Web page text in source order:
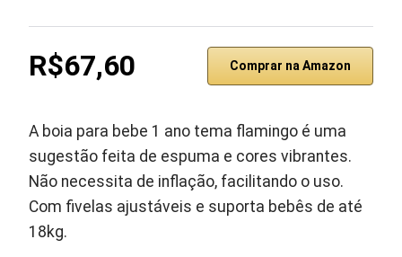
R$67,60 Comprar na Amazon
A boia para bebe 1 ano tema flamingo é uma
sugestão feita de espuma e cores vibrantes.
Não necessita de inflação, facilitando o uso.
Com fivelas ajustáveis e suporta bebês de até
18kg.